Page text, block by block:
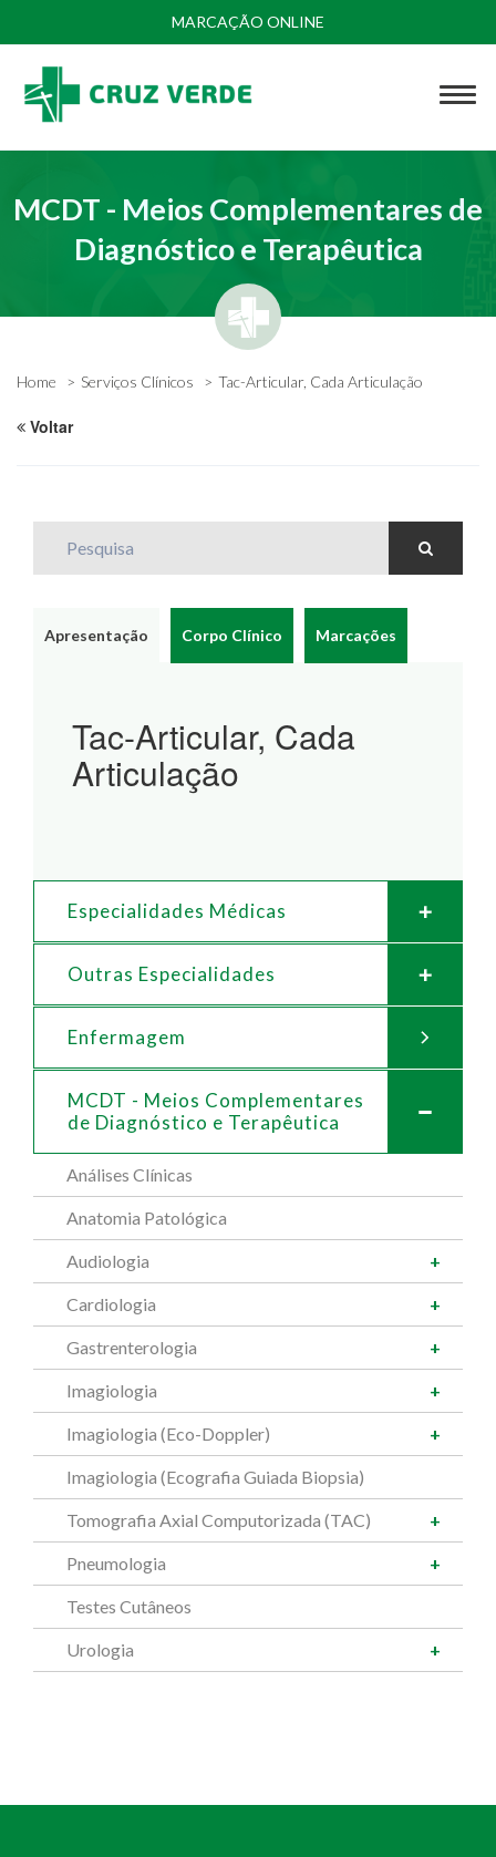
MARCAÇÃO ONLINE
MCDT - Meios Complementares de
Diagnóstico e Terapêutica
Home Serviços Clínicos Tac-Articular, Cada Articulação
Voltar
Apresentação Corpo Clínico Marcações
Tac-Articular, Cada
Articulação
Especialidades Médicas
Outras Especialidades
Enfermagem
MCDT - Meios Complementares
de Diagnóstico e Terapêutica
Análises Clínicas
Anatomia Patológica
Audiologia
Cardiologia
Gastrenterologia
Imagiologia
Imagiologia (Eco-Doppler)
Imagiologia (Ecografia Guiada Biopsia)
Tomografia Axial Computorizada (TAC)
Pneumologia
Testes Cutâneos
Urologia